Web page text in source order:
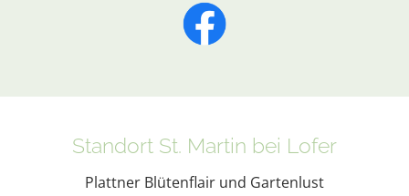
Standort St. Martin bei Lofer
Plattner Blütenflair und Gartenlust